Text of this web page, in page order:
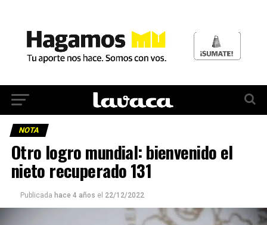
NOTA
Otro logro mundial: bienvenido el
nieto recuperado 131
Publicada hace 4 años el 22/12/2022